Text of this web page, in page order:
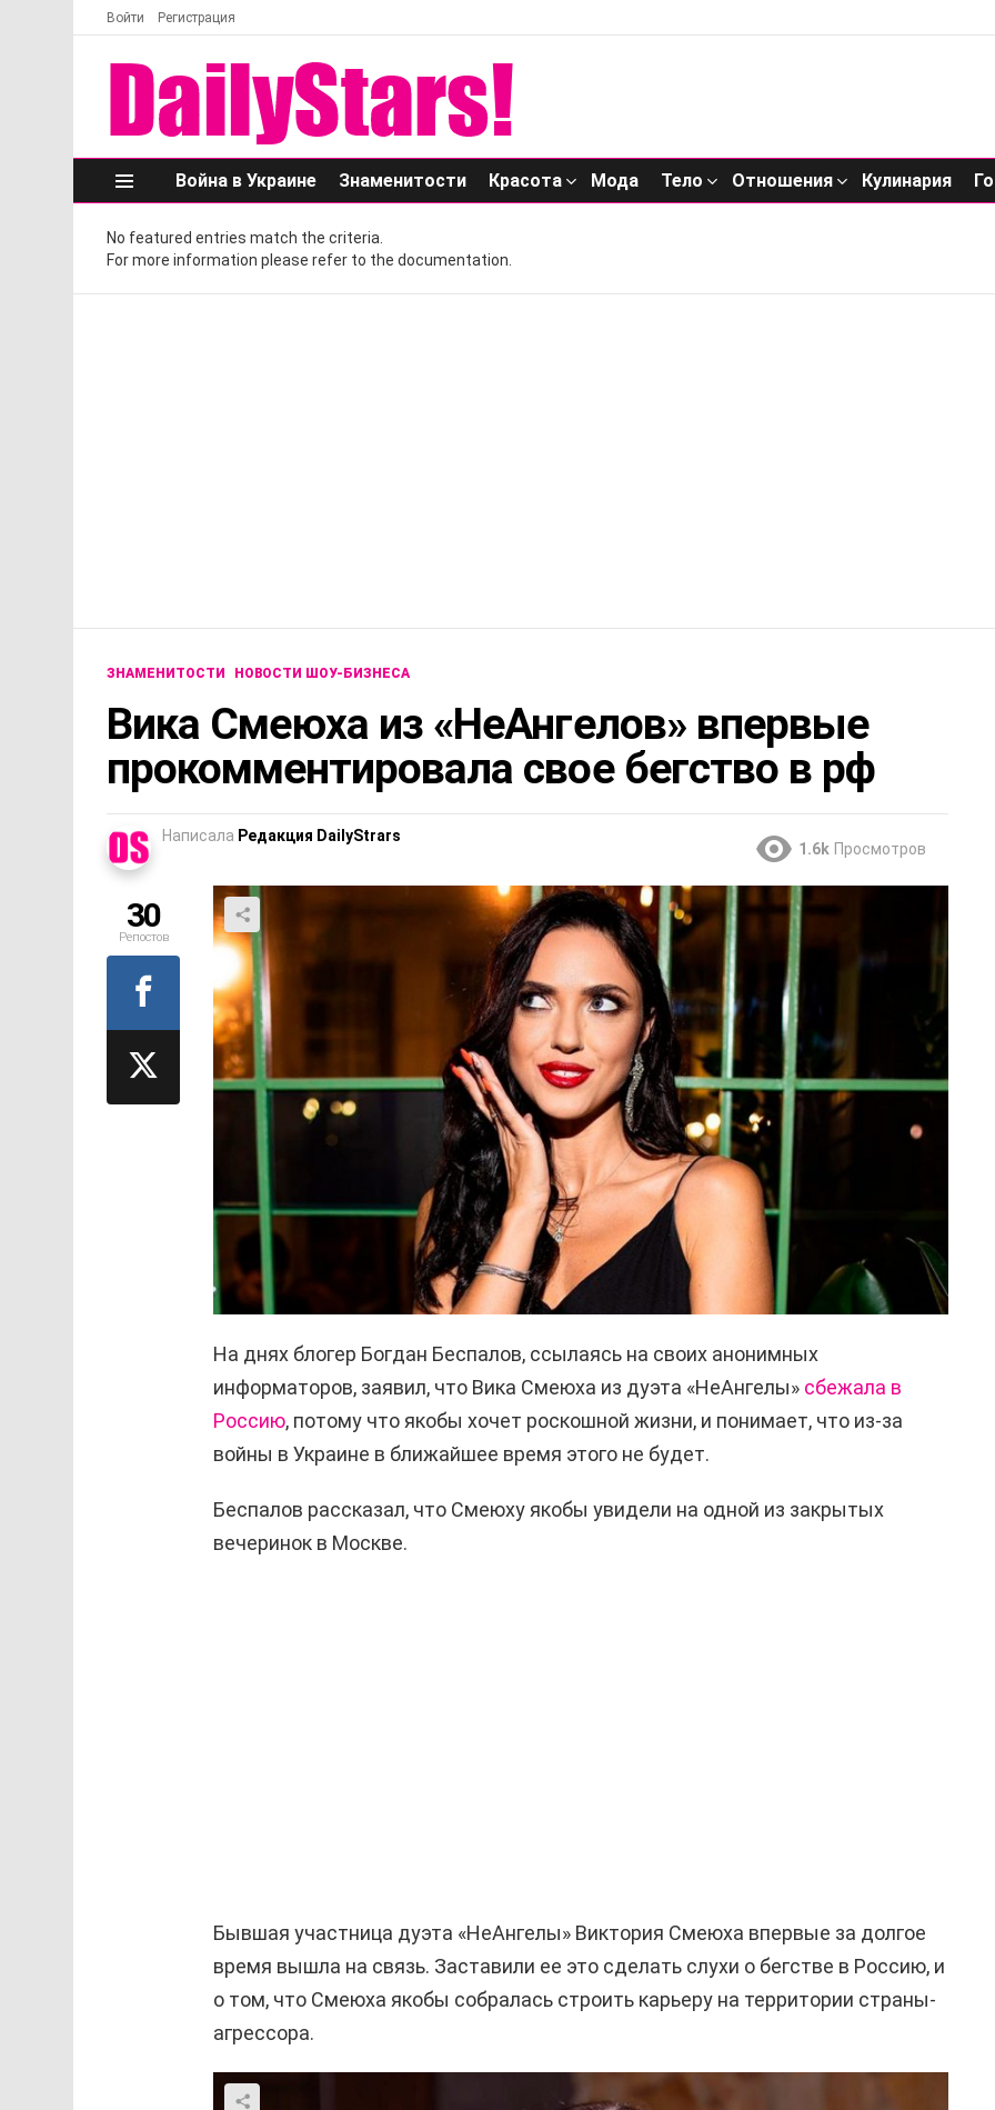
Войти Регистрация
Меню
Война в Украине Знаменитости Красота Мода Тело Отношения Кулинария
No featured entries match the criteria.
For more information please refer to the documentation.
ЗНАМЕНИТОСТИ НОВОСТИ ШОУ-БИЗНЕСА
Вика Смеюха из «НеАнгелов» впервые
прокомментировала свое бегство в рф
Написала Редакция DailyStrars
1.6k Просмотров
На днях блогер Богдан Беспалов, ссылаясь на своих анонимных
информаторов, заявил, что Вика Смеюха из дуэта «НеАнгелы» сбежала в
Россию, потому что якобы хочет роскошной жизни, и понимает, что из-за
войны в Украине в ближайшее время этого не будет.
Беспалов рассказал, что Смеюху якобы увидели на одной из закрытых
вечеринок в Москве.
Бывшая участница дуэта «НеАнгелы» Виктория Смеюха впервые за долгое
время вышла на связь. Заставили ее это сделать слухи о бегстве в Россию, и
о том, что Смеюха якобы собралась строить карьеру на территории страны-
агрессора.
30
Репостов